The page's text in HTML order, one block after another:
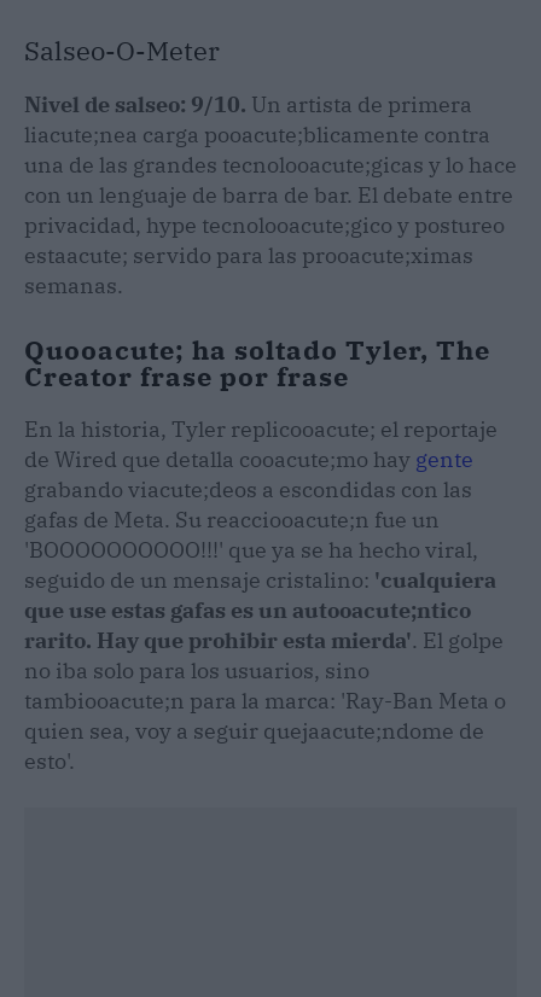
Salseo-O-Meter
Nivel de salseo: 9/10. Un artista de primera
liacute;nea carga pooacute;blicamente contra
una de las grandes tecnolooacute;gicas y lo hace
con un lenguaje de barra de bar. El debate entre
privacidad, hype tecnolooacute;gico y postureo
estaacute; servido para las prooacute;ximas
semanas.
Quooacute; ha soltado Tyler, The
Creator frase por frase
En la historia, Tyler replicooacute; el reportaje
de Wired que detalla cooacute;mo hay gente
grabando viacute;deos a escondidas con las
gafas de Meta. Su reacciooacute;n fue un
'BOOOOOOOOOO!!!' que ya se ha hecho viral,
seguido de un mensaje cristalino: 'cualquiera
que use estas gafas es un autooacute;ntico
rarito. Hay que prohibir esta mierda'. El golpe
no iba solo para los usuarios, sino
tambiooacute;n para la marca: 'Ray-Ban Meta o
quien sea, voy a seguir quejaacute;ndome de
esto'.